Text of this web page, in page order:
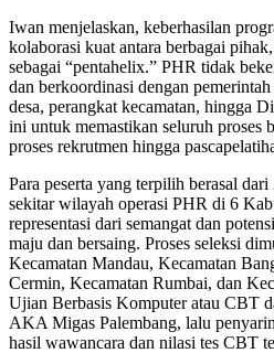
Iwan menjelaskan, keberhasilan
kolaborasi kuat antara berbagai
sebagai “pentahelix.” PHR tidak
dan berkoordinasi dengan
desa, perangkat kecamatan, hingga
ini untuk memastikan seluruh proses
proses rekrutmen hingga
Para peserta yang terpilih berasal
sekitar wilayah operasi PHR di 6
representasi dari semangat dan
maju dan bersaing. Proses seleksi
Kecamatan Mandau, Kecamatan
Cermin, Kecamatan Rumbai, dan
Ujian Berbasis Komputer atau CBT
AKA Migas Palembang, lalu
hasil wawancara dan nilasi tes CBT